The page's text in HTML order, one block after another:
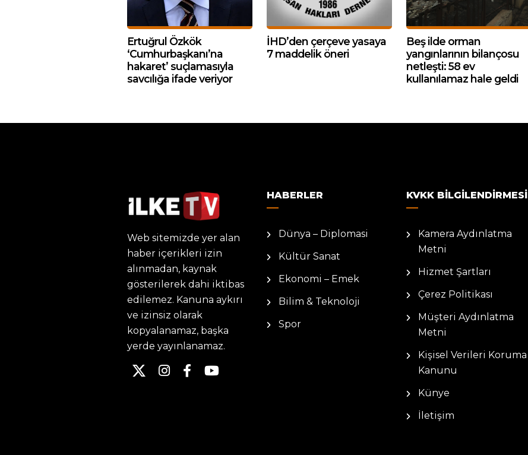
Ertuğrul Özkök
‘Cumhurbaşkanı’na
hakaret’ suçlamasıyla
savcılığa ifade veriyor
İHD’den çerçeve yasaya
7 maddelik öneri
Beş ilde orman
yangınlarının bilançosu
netleşti: 58 ev
kullanılamaz hale geldi
Web sitemizde yer alan
haber içerikleri izin
alınmadan, kaynak
gösterilerek dahi iktibas
edilemez. Kanuna aykırı
ve izinsiz olarak
kopyalanamaz, başka
yerde yayınlanamaz.
HABERLER
Dünya – Diplomasi
Kültür Sanat
Ekonomi – Emek
Bilim & Teknoloji
Spor
KVKK BILGILENDIRMESI
Kamera Aydınlatma
Metni
Hizmet Şartları
Çerez Politikası
Müşteri Aydınlatma
Metni
Kişisel Verileri Koruma
Kanunu
Künye
İletişim